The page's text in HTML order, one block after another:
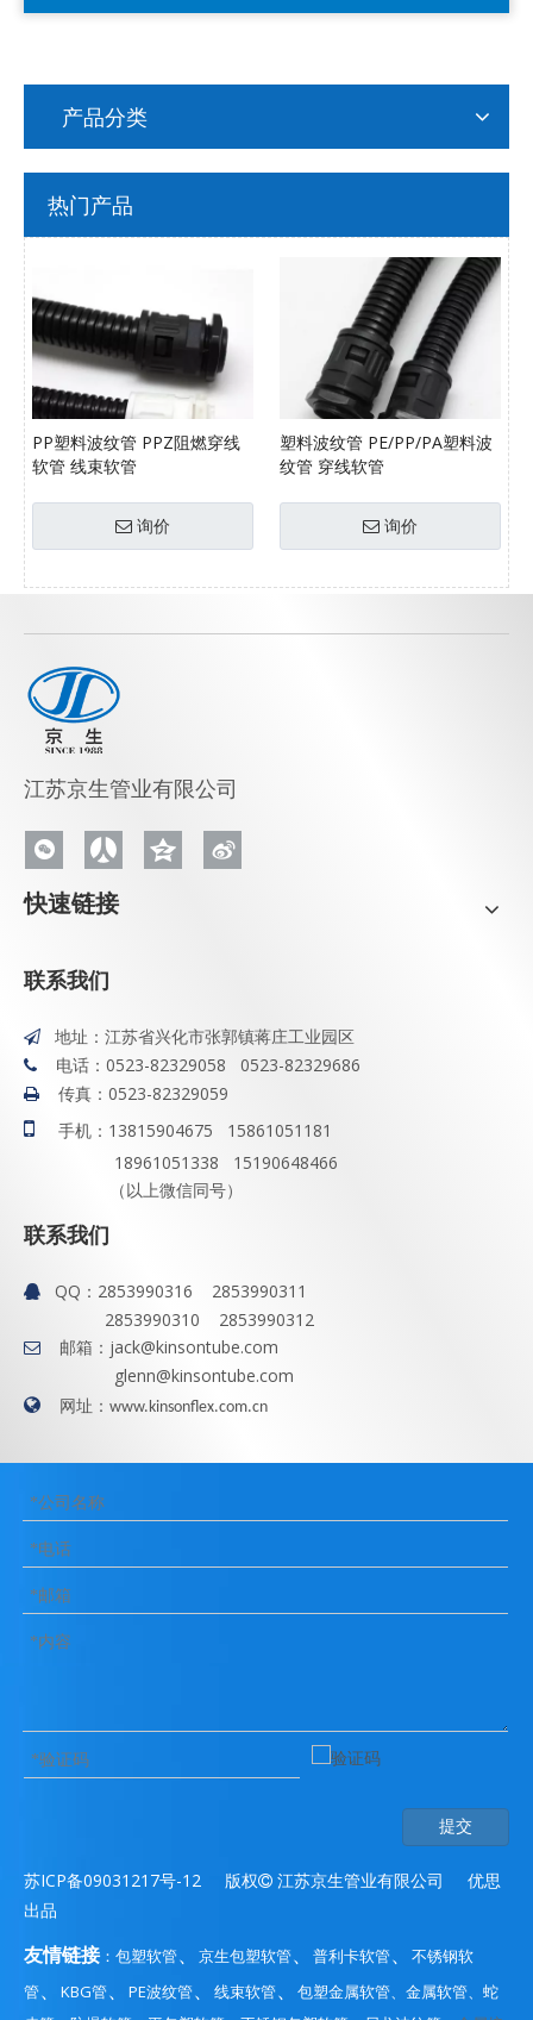
产品分类
热门产品
PP塑料波纹管 PPZ阻燃穿线
软管 线束软管
询价
塑料波纹管 PE/PP/PA塑料波
纹管 穿线软管
询价
江苏京生管业有限公司
快速链接
联系我们
 地址：江苏省兴化市张郭镇蒋庄工业园区
 电话：0523-82329058 0523-82329686
 传真：0523-82329059

手机：13815904675 15861051181
18961051338 15190648466
（以上微信同号）
联系我们
 QQ： 2853990316 2853990311
2853990310 2853990312
 邮箱： jack@kinsontube.com
glenn@kinsontube.com
 网址： www.kinsonflex.com.cn
提交
苏ICP备09031217号-12 版权 江苏京生管业有限公司 优思
出品
友情链接： 包塑软管、 京生包塑软管、 普利卡软管、 不锈钢软
管、 KBG管、 PE波纹管、 线束软管、 包塑金属软管、 金属软管、 蛇